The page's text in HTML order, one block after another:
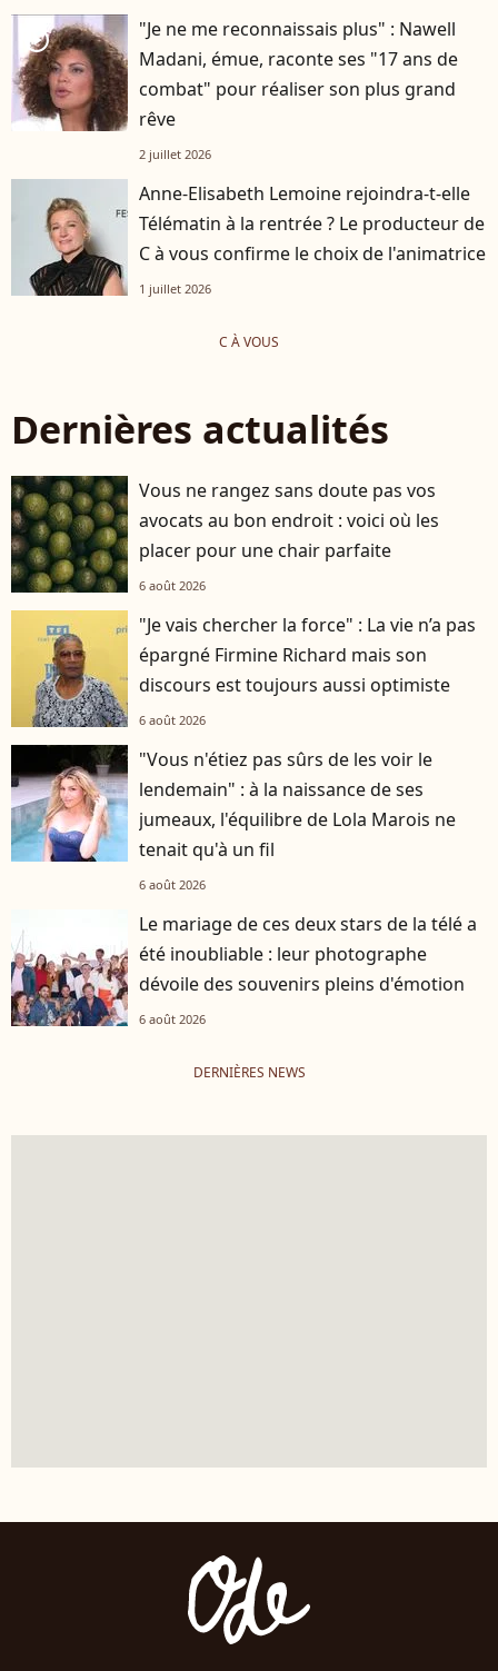
player2
"Je ne me reconnaissais plus" : Nawell
Madani, émue, raconte ses "17 ans de
combat" pour réaliser son plus grand
rêve
2 juillet 2026
Anne-Elisabeth Lemoine rejoindra-t-elle
Télématin à la rentrée ? Le producteur de
C à vous confirme le choix de l'animatrice
1 juillet 2026
C À VOUS
Dernières actualités
Vous ne rangez sans doute pas vos
avocats au bon endroit : voici où les
placer pour une chair parfaite
6 août 2026
"Je vais chercher la force" : La vie n’a pas
épargné Firmine Richard mais son
discours est toujours aussi optimiste
6 août 2026
"Vous n'étiez pas sûrs de les voir le
lendemain" : à la naissance de ses
jumeaux, l'équilibre de Lola Marois ne
tenait qu'à un fil
6 août 2026
Le mariage de ces deux stars de la télé a
été inoubliable : leur photographe
dévoile des souvenirs pleins d'émotion
6 août 2026
DERNIÈRES NEWS